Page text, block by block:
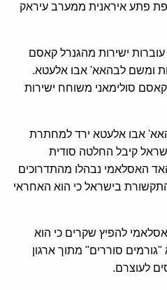
פתע איראנית ממערב עיראק
ישירות מהגנרל קאסם
ומשם לבהאא' אבו אלעטא.
סולימאני משוחח ישירות
אבו אלעטא ירד למחתרת
קיבל החלטה סודית
האסלאמי נבהלו מהתדרוכים
בישראל כי הוא האחראי
להפיץ שקרים כי הוא
סוררים" מתוך ארגון
לעוצרם.